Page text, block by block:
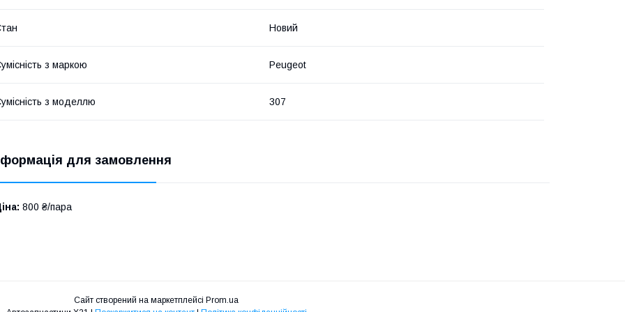
Новий
з маркою Peugeot
з моделлю 307
для замовлення
800 ₴/пара
Сайт створений на маркетплейсі Prom.ua